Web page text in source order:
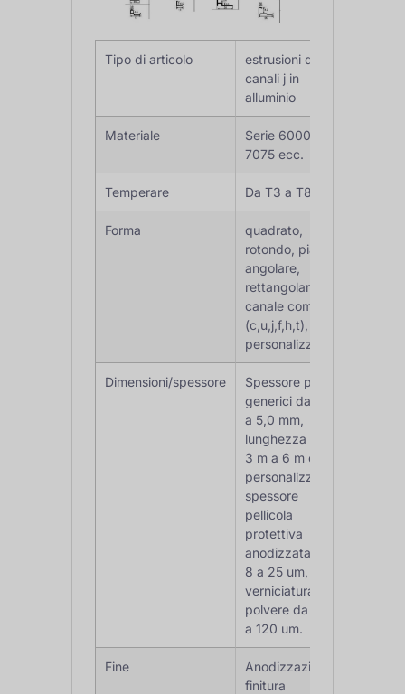
Tipo di articolo
estrusioni di
canali j in
alluminio
Materiale
Serie 6000,
7075 ecc.
Temperare Da T3 a T8
Forma
quadrato,
rotondo, piatto,
angolare,
rettangolare,
canale comune
(c,u,j,f,h,t),
personalizzato
Dimensioni/spessore
Spessore profili
generici da 0,3
a 5,0 mm,
lunghezza da
3 m a 6 m o
personalizzati;
spessore
pellicola
protettiva
anodizzata da
8 a 25 um,
verniciatura a
polvere da 40
a 120 um.
Fine
Anodizzazione,
finitura